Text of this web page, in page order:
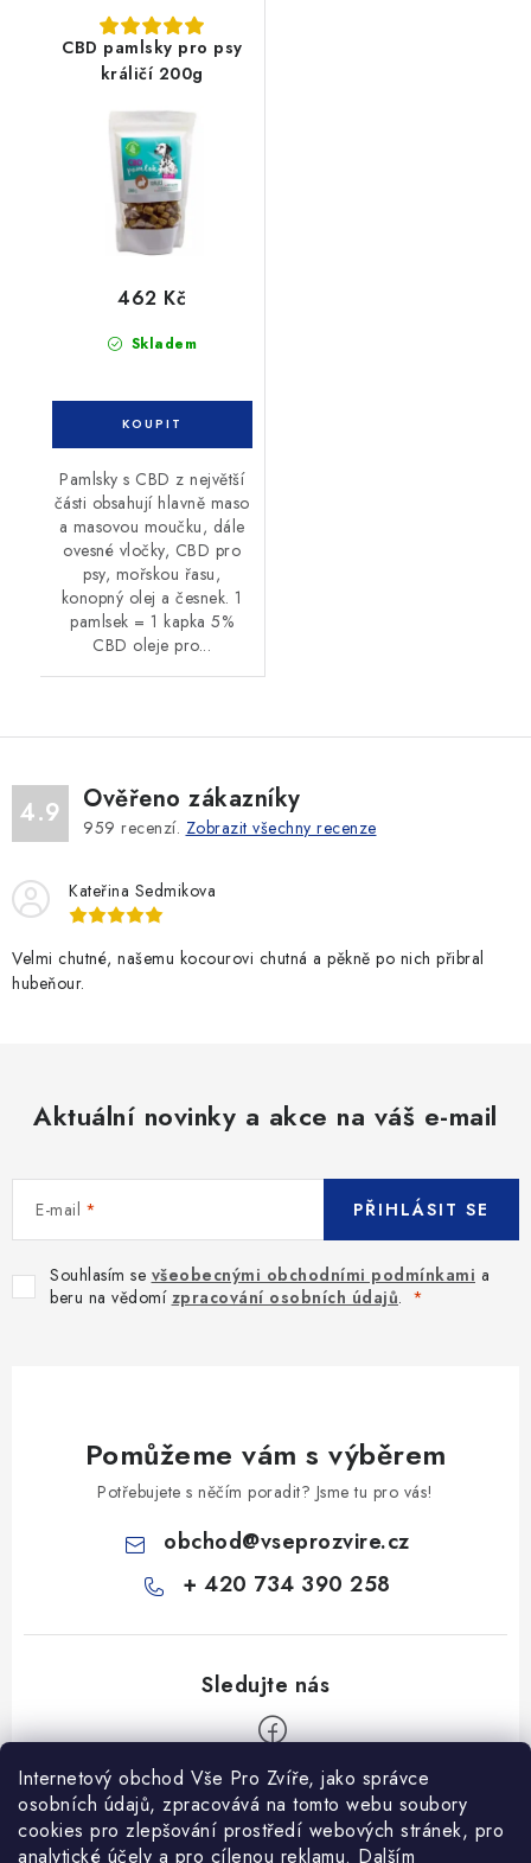
Internetový obchod Vše Pro Zvíře, jako správce
osobních údajů, zpracovává na tomto webu soubory
cookies pro zlepšování prostředí webových stránek, pro
analytické účely a pro cílenou reklamu. Dalším
CBD pamlsky pro psy
králičí 200g
Skladem
462 Kč
Pamlsky s CBD z největší
části obsahují hlavně maso
a masovou moučku, dále
ovesné vločky, CBD pro
psy, mořskou řasu,
konopný olej a česnek. 1
pamlsek = 1 kapka 5%
CBD oleje pro...
4.9 Ověřeno zákazníky
959 recenzí. Zobrazit všechny recenze
Kateřina Sedmikova
Velmi chutné, našemu kocourovi chutná a pěkně po nich přibral
hubeňour.
Aktuální novinky a akce na váš e-mail
E-mail
Souhlasím se všeobecnými obchodními podmínkami a
beru na vědomí zpracování osobních údajů.
PŘIHLÁSIT SE
Pomůžeme vám s výběrem
Potřebujete s něčím poradit? Jsme tu pro vás!
obchod@vseprozvire.cz
+ 420 734 390 258
Informace pro Vás